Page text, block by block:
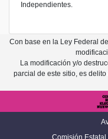
Independientes.
Con base en la Ley Federal
La modificación y/o
parcial de este sitio, es
Comisión